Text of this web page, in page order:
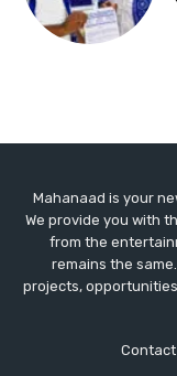
Mahanaad is your
We provide you with
from the
remains the
projects,
Contact